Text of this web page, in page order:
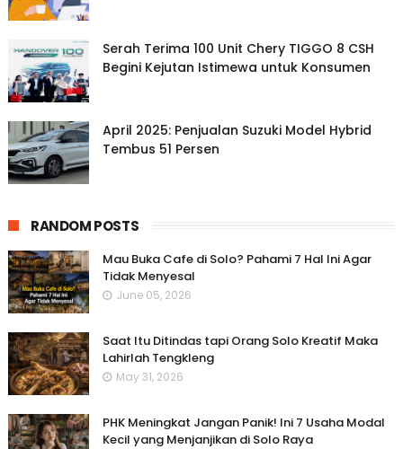
Serah Terima 100 Unit Chery TIGGO 8 CSH
Begini Kejutan Istimewa untuk Konsumen
April 2025: Penjualan Suzuki Model Hybrid
Tembus 51 Persen
RANDOM POSTS
Mau Buka Cafe di Solo? Pahami 7 Hal Ini Agar
Tidak Menyesal
June 05, 2026
Saat Itu Ditindas tapi Orang Solo Kreatif Maka
Lahirlah Tengkleng
May 31, 2026
PHK Meningkat Jangan Panik! Ini 7 Usaha Modal
Kecil yang Menjanjikan di Solo Raya